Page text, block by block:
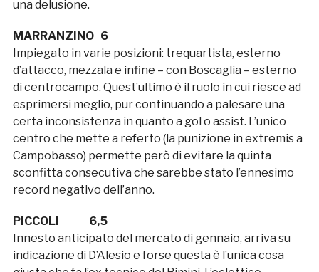
una delusione.
MARRANZINO 6
Impiegato in varie posizioni: trequartista, esterno
d’attacco, mezzala e infine – con Boscaglia – esterno
di centrocampo. Quest’ultimo è il ruolo in cui riesce ad
esprimersi meglio, pur continuando a palesare una
certa inconsistenza in quanto a gol o assist. L’unico
centro che mette a referto (la punizione in extremis a
Campobasso) permette però di evitare la quinta
sconfitta consecutiva che sarebbe stato l’ennesimo
record negativo dell’anno.
PICCOLI 6,5
Innesto anticipato del mercato di gennaio, arriva su
indicazione di D’Alesio e forse questa è l’unica cosa